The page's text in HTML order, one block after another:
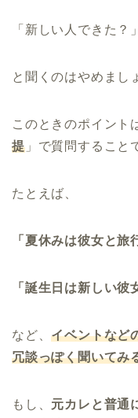
「新しい人できた？」
と聞くのはやめまし
このときのポイント
提」で質問すること
たとえば、
「夏休みは彼女と旅
「誕生日は新しい彼
など、イベントなど
冗談っぽく聞いてみ
もし、 元カレと普通